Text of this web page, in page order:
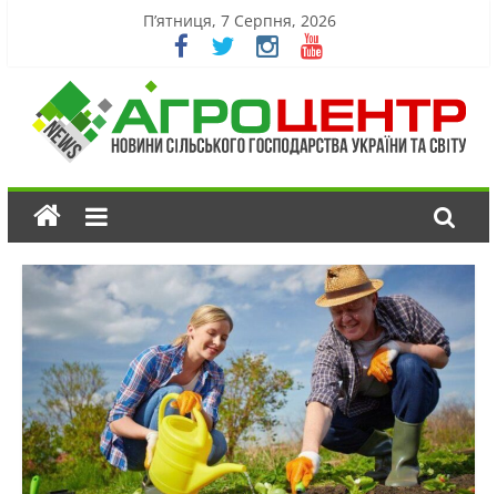
П’ятниця, 7 Серпня, 2026